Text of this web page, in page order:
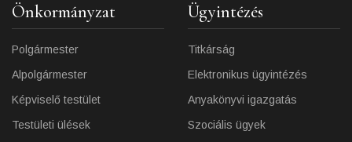
Önkormányzat
Polgármester
Alpolgármester
Képviselő testület
Testületi ülések
Ügyintézés
Titkárság
Elektronikus ügyintézés
Anyakönyvi igazgatás
Szociális ügyek